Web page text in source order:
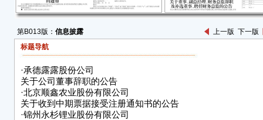
第B013版： 信息披露 上一版 下一版
标题导航
·承德露露股份公司
关于公司董事辞职的公告
·北京顺鑫农业股份有限公司
关于收到中期票据接受注册通知书的公告
·锦州永杉锂业股份有限公司
场情
露义
特